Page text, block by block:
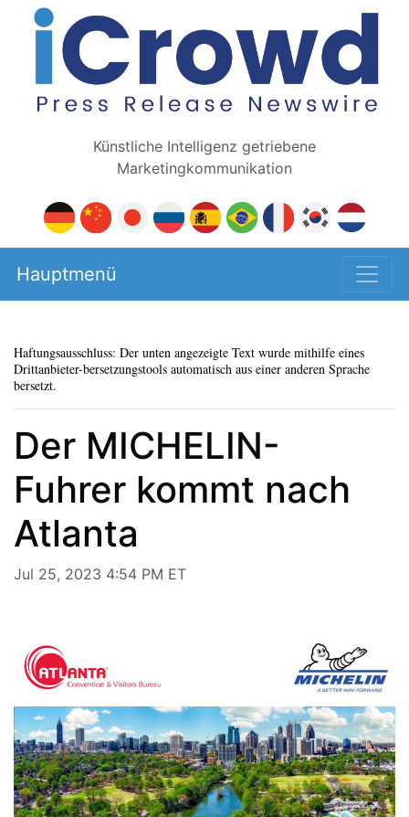
Künstliche Intelligenz getriebene
Marketingkommunikation
Hauptmenü
Haftungsausschluss: Der unten angezeigte Text wurde mithilfe eines
Drittanbieter-bersetzungstools automatisch aus einer anderen Sprache
bersetzt.
Der MICHELIN-
Fuhrer kommt nach
Atlanta
Jul 25, 2023 4:54 PM ET